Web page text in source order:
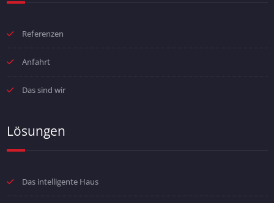
Referenzen
Anfahrt
Das sind wir
Lösungen
Das intelligente Haus